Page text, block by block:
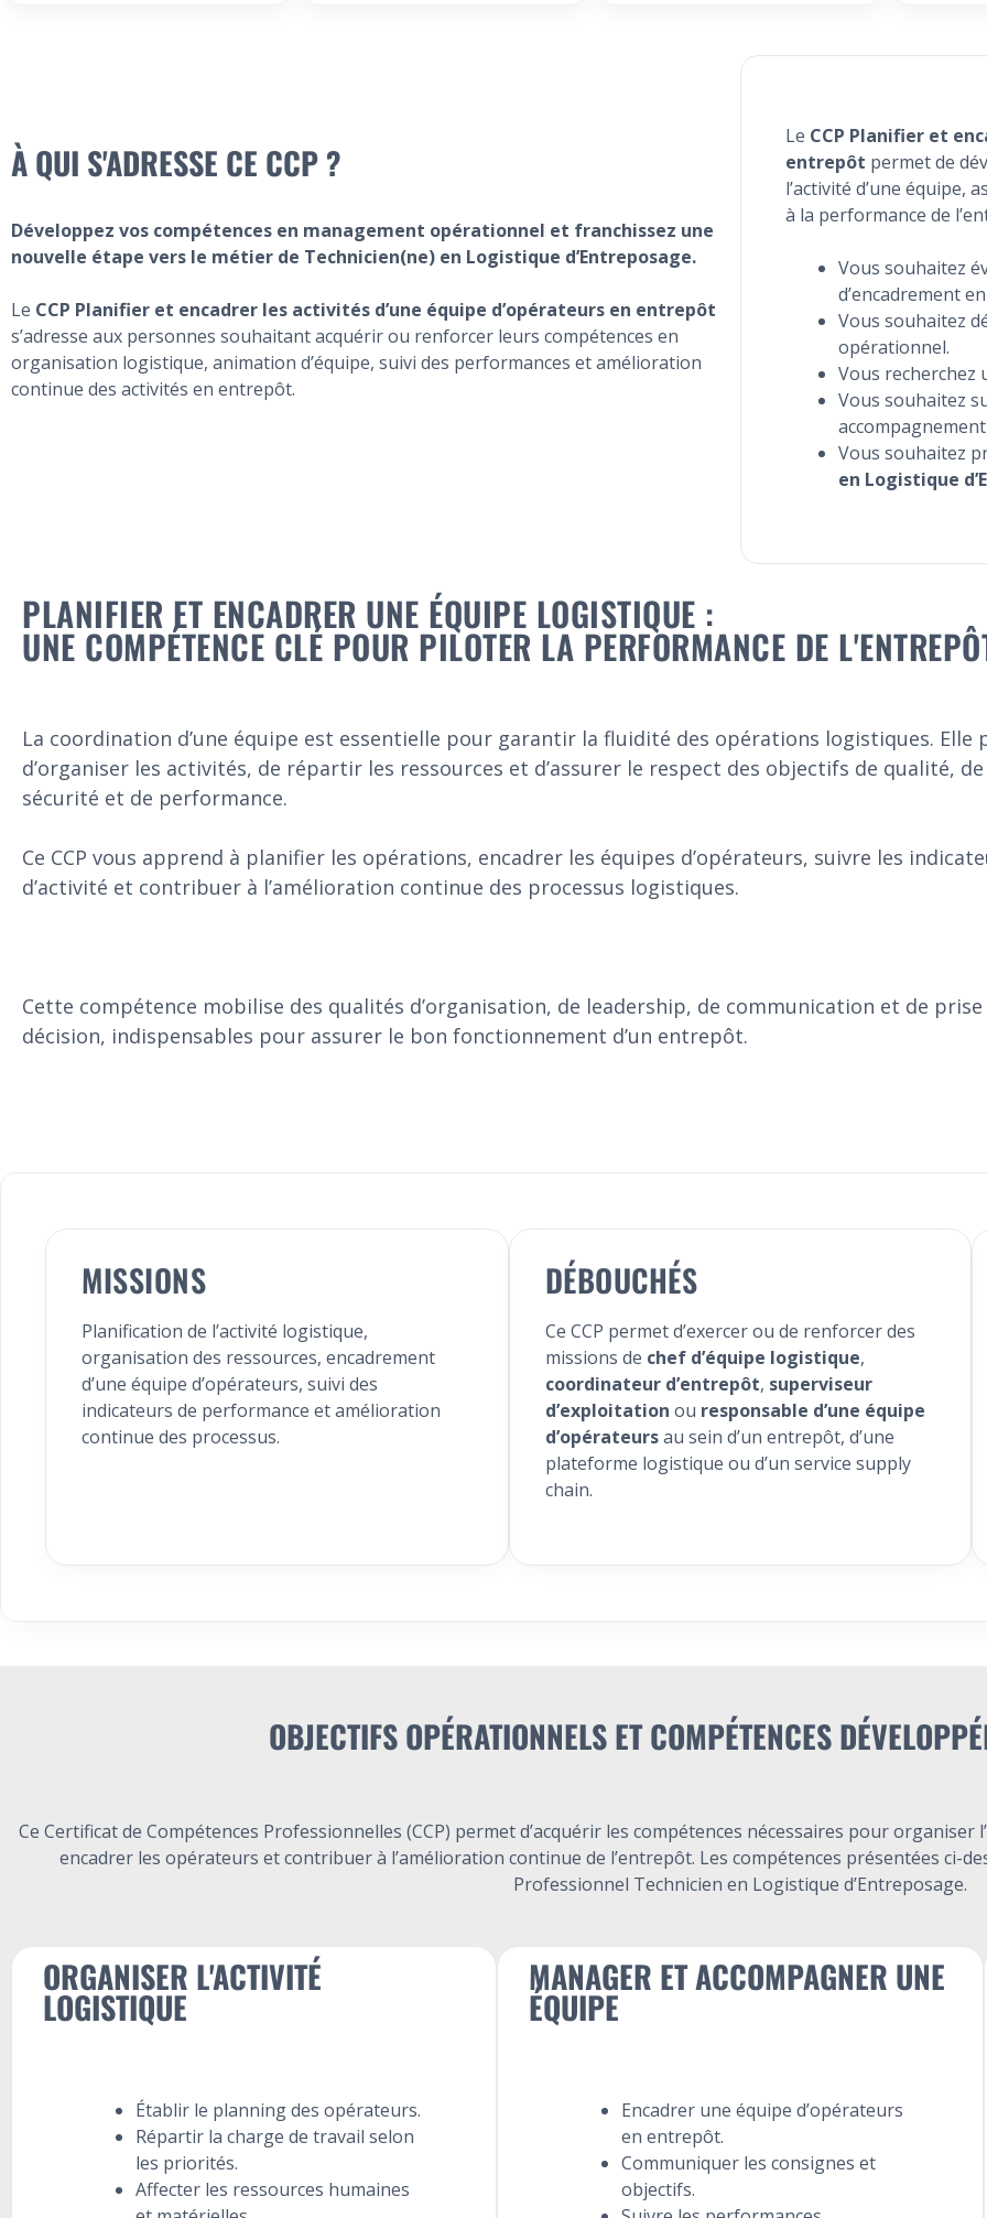
À QUI S'ADRESSE CE CCP ?
Développez vos compétences en management opérationnel et franchissez une
nouvelle étape vers le métier de Technicien(ne) en Logistique d’Entreposage.
Le CCP Planifier et encadrer les activités d’une équipe d’opérateurs en entrepôt
s’adresse aux personnes souhaitant acquérir ou renforcer leurs compétences en
organisation logistique, animation d’équipe, suivi des performances et amélioration
continue des activités en entrepôt.
Le CCP Planifier et
entrepôt permet de
l’activité d’une
à la performance de
Vous souhaitez
d’encadrement
Vous souhaitez
opérationnel.
Vous recherchez
Vous souhaitez
Vous souhaitez
en Logistique
PLANIFIER ET ENCADRER UNE ÉQUIPE LOGISTIQUE :
UNE COMPÉTENCE CLÉ POUR PILOTER LA PERFORMANCE DE
La coordination d’une équipe est essentielle pour garantir la fluidité des opérations logistiques. Elle
d’organiser les activités, de répartir les ressources et d’assurer le respect des objectifs de qualité, de
sécurité et de performance.
Ce CCP vous apprend à planifier les opérations, encadrer les équipes d’opérateurs, suivre les
d’activité et contribuer à l’amélioration continue des processus logistiques.
Cette compétence mobilise des qualités d’organisation, de leadership, de communication et de prise
décision, indispensables pour assurer le bon fonctionnement d’un entrepôt.
MISSIONS
Planification de l’activité logistique,
organisation des ressources, encadrement
d’une équipe d’opérateurs, suivi des
indicateurs de performance et amélioration
continue des processus.
DÉBOUCHÉS
Ce CCP permet d’exercer ou de renforcer des
missions de chef d’équipe logistique,
coordinateur d’entrepôt, superviseur
d’exploitation ou responsable d’une équipe
d’opérateursau sein d’un entrepôt, d’une
plateforme logistique ou d’un service supply
chain.
OBJECTIFS OPÉRATIONNELS ET COMPÉTENCES
Ce Certificat de Compétences Professionnelles (CCP) permet d’acquérir les compétences nécessaires pour
encadrer les opérateurs et contribuer à l’amélioration continue de l’entrepôt. Les compétences présentées ci-
Professionnel Technicien en Logistique d’Entreposage.
ORGANISER L'ACTIVITÉ
LOGISTIQUE
Établir le planning des opérateurs.
Répartir la charge de travail selon
les priorités.
Affecter les ressources humaines
MANAGER ET ACCOMPAGNER UNE
ÉQUIPE
Encadrer une équipe d’opérateurs
en entrepôt.
Communiquer les consignes et
objectifs.